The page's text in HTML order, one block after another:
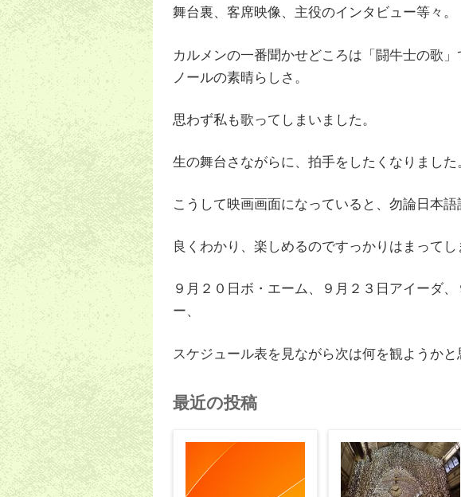
舞台裏、客席映像、主役のインタビュー等々。
カルメンの一番聞かせどころは「闘牛士の歌
ノールの素晴らしさ。
思わず私も歌ってしまいました。
生の舞台さながらに、拍手をしたくなりました
こうして映画画面になっていると、勿論日本語
良くわかり、楽しめるのですっかりはまってし
９月２０日ボ・エーム、９月２３日アイーダ
ー、
スケジュール表を見ながら次は何を観ようかと
最近の投稿